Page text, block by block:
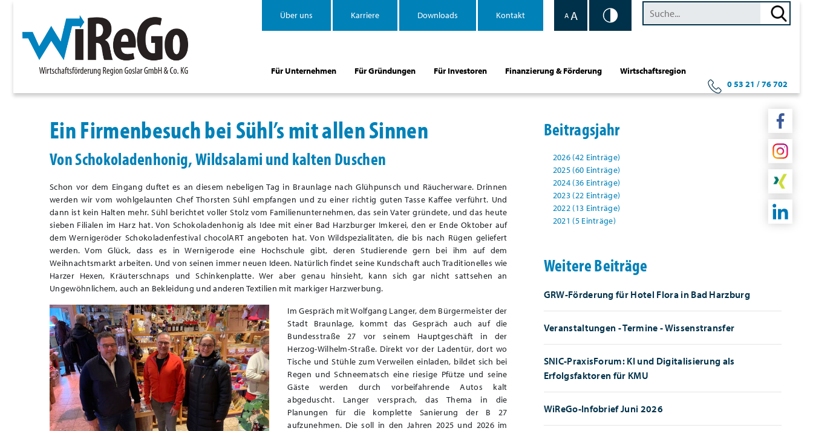
Über uns Karriere Downloads Kontakt A A
Für Unternehmen Für Gründungen Für Investoren Finanzierung & Förderung
Wirtschaftsregion
0 53 21 / 76 702
Ein Firmenbesuch bei Sühl’s mit allen Sinnen
Von Schokoladenhonig, Wildsalami und kalten Duschen
Schon vor dem Eingang duftet es an diesem nebeligen Tag in Braunlage nach Glühpunsch und Räucherware. Drinnen
werden wir vom wohlgelaunten Chef Thorsten Sühl empfangen und zu einer richtig guten Tasse Kaffee verführt. Und
dann ist kein Halten mehr. Sühl berichtet voller Stolz vom Familienunternehmen, das sein Vater gründete, und das heute
sieben Filialen im Harz hat. Von Schokoladenhonig als Idee mit einer Bad Harzburger Imkerei, den er Ende Oktober auf
dem Wernigeröder Schokoladenfestival chocolART angeboten hat. Von Wildspezialitäten, die bis nach Rügen geliefert
werden. Vom Glück, dass es in Wernigerode eine Hochschule gibt, deren Studierende gern bei ihm auf dem
Weihnachtsmarkt arbeiten. Und von seinen immer neuen Ideen. Natürlich findet seine Kundschaft auch Traditionelles wie
Harzer Hexen, Kräuterschnaps und Schinkenplatte. Wer aber genau hinsieht, kann sich gar nicht sattsehen an
Ungewöhnlichem, auch an Bekleidung und anderen Textilien mit markiger Harzwerbung.
Im Gespräch mit Wolfgang Langer, dem Bürgermeister der
Stadt Braunlage, kommt das Gespräch auch auf die
Bundesstraße 27 vor seinem Hauptgeschäft in der
Herzog-Wilhelm-Straße. Direkt vor der Ladentür, dort wo
Tische und Stühle zum Verweilen einladen, bildet sich bei
Regen und Schneematsch eine riesige Pfütze und seine
Gäste werden durch vorbeifahrende Autos kalt
abgeduscht. Langer versprach, das Thema in die
Planungen für die komplette Sanierung der B 27
aufzunehmen. Die soll in den Jahren 2025 und 2026 im
Beitragsjahr
2026 (42 Einträge)
2025 (60 Einträge)
2024 (36 Einträge)
2023 (22 Einträge)
2022 (13 Einträge)
2021 (5 Einträge)
Weitere Beiträge
GRW-Förderung für Hotel Flora in Bad Harzburg
Veranstaltungen - Termine - Wissenstransfer
SNIC-PraxisForum: KI und Digitalisierung als
Erfolgsfaktoren für KMU
WiReGo-Infobrief Juni 2026